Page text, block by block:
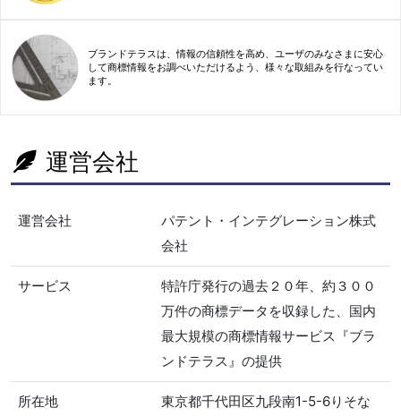
ブランドテラスは、情報の信頼性を高め、ユーザのみなさまに安心
して商標情報をお調べいただけるよう、様々な取組みを行なってい
ます。
運営会社
運営会社
パテント・インテグレーション株式
会社
サービス
特許庁発行の過去２０年、約３００
万件の商標データを収録した、国内
最大規模の商標情報サービス『ブラ
ンドテラス』の提供
所在地
東京都千代田区九段南1-5-6りそな